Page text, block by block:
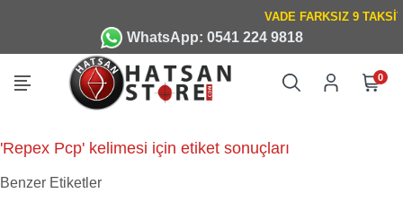
WhatsApp: 0541 224 9818
0
'Repex Pcp' kelimesi için etiket sonuçları
Benzer Etiketler